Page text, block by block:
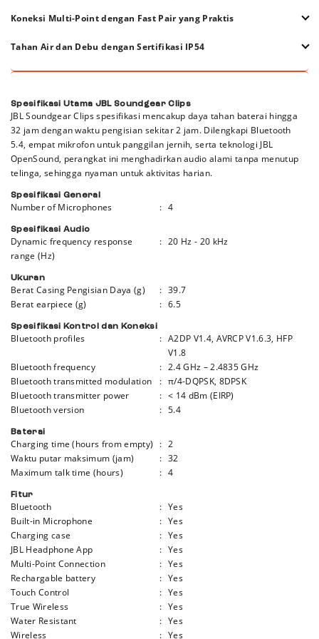
memberikan daya instan saat dibutuhkan untuk penggunaan harian
Koneksi Multi-Point dengan Fast Pair yang Praktis
perangkat sekaligus dengan perpindahan audio yang cepat dan
Tahan Air dan Debu dengan Sertifikasi IP54
Spesifikasi Utama JBL Soundgear Clips
JBL Soundgear Clips spesifikasi mencakup daya tahan baterai hingga
32 jam dengan waktu pengisian sekitar 2 jam. Dilengkapi Bluetooth
5.4, empat mikrofon untuk panggilan jernih, serta teknologi JBL
OpenSound, perangkat ini menghadirkan audio alami tanpa menutup
telinga, sehingga nyaman untuk aktivitas harian.
Spesifikasi General
Number of Microphones : 4
Spesifikasi Audio
Dynamic frequency response
range (Hz)
: 20 Hz - 20 kHz
Ukuran
Berat Casing Pengisian Daya (g) : 39.7
Berat earpiece (g)
: 6.5
Spesifikasi Kontrol dan Koneksi
Bluetooth profiles : A2DP V1.4, AVRCP V1.6.3, HFP
V1.8
Bluetooth frequency
: 2.4 GHz – 2.4835 GHz
Bluetooth transmitted modulation
: π/4-DQPSK, 8DPSK
Bluetooth transmitter power
: < 14 dBm (EIRP)
Bluetooth version
: 5.4
Baterai
Charging time (hours from empty) : 2
Waktu putar maksimum (jam)
: 32
Maximum talk time (hours)
: 4
Fitur
Bluetooth : Yes
Built-in Microphone
: Yes
Charging case
: Yes
JBL Headphone App
: Yes
Multi-Point Connection
: Yes
Rechargable battery
: Yes
Touch Control
: Yes
True Wireless
: Yes
Water Resistant
: Yes
Wireless
: Yes